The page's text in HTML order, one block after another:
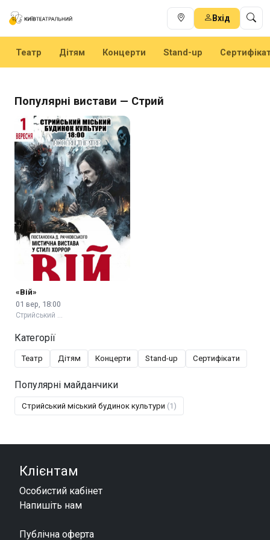
Вхід
Театр Дітям Концерти Stand-up
Популярні вистави — Стрий
«Вій»
01 вер, 18:00
Стрийський …
Категорії
Театр Дітям Концерти Stand-up Сертифікати
Популярні майданчики
Стрийський міський будинок культури (1)
Клієнтам
Особистий кабінет
Напишіть нам
Публічна оферта